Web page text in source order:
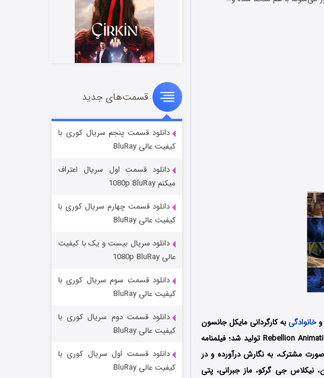
وخانوادگیبه کارگردانی مایکل جانسون
(Michael Johnson) محصول کشور آمریکا است که در سال 2025 توسط کمپانی‌ Rebellion Animation تولید شد؛ فیلمنامه
مشترک، به نگارش درآورده‌‌‌‌‌‌ و در
نیکلاس جی گرکو، ماز جبرانی، پتی
سریال زشت
قسمت۲ (زیرنویس) منتشر شد
مردگان متحرک: شهر مرده ۳
قسمت‌های جدید
دانلود قسمت پنجم سریال کوری با
کیفیت عالی BluRay
دانلود قسمت اول سریال اعتراف
میکنم 1080p BluRay
دانلود قسمت چهارم سریال کوری با
کیفیت عالی BluRay
دانلود سریال بیست و یک با کیفیت
عالی 1080p BluRay
دانلود قسمت سوم سریال کوری با
کیفیت عالی BluRay
دانلود قسمت دوم سریال کوری با
کیفیت عالی BluRay
دانلود قسمت اول سریال کوری با
کیفیت عالی BluRay